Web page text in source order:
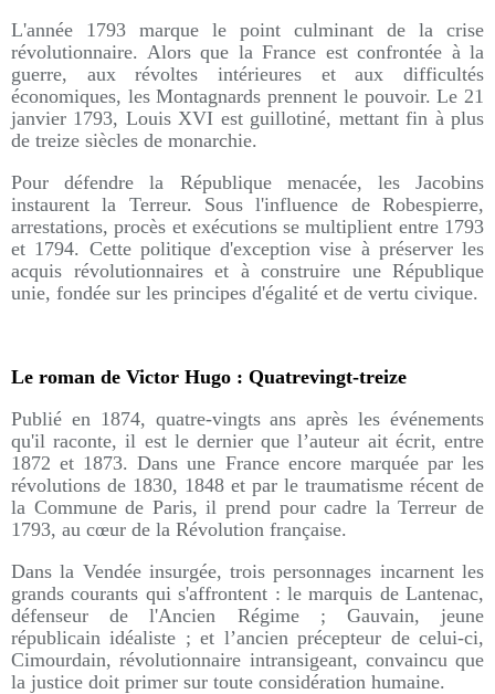
L'année 1793 marque le point culminant de la crise
révolutionnaire. Alors que la France est confrontée à la
guerre, aux révoltes intérieures et aux difficultés
économiques, les Montagnards prennent le pouvoir. Le 21
janvier 1793, Louis XVI est guillotiné, mettant fin à plus
de treize siècles de monarchie.
Pour défendre la République menacée, les Jacobins
instaurent la Terreur. Sous l'influence de Robespierre,
arrestations, procès et exécutions se multiplient entre 1793
et 1794. Cette politique d'exception vise à préserver les
acquis révolutionnaires et à construire une République
unie, fondée sur les principes d'égalité et de vertu civique.
Le roman de Victor Hugo : Quatrevingt-treize
Publié en 1874, quatre-vingts ans après les événements
qu'il raconte, il est le dernier que l’auteur ait écrit, entre
1872 et 1873. Dans une France encore marquée par les
révolutions de 1830, 1848 et par le traumatisme récent de
la Commune de Paris, il prend pour cadre la Terreur de
1793, au cœur de la Révolution française.
Dans la Vendée insurgée, trois personnages incarnent les
grands courants qui s'affrontent : le marquis de Lantenac,
défenseur de l'Ancien Régime ; Gauvain, jeune
républicain idéaliste ; et l’ancien précepteur de celui-ci,
Cimourdain, révolutionnaire intransigeant, convaincu que
la justice doit primer sur toute considération humaine.